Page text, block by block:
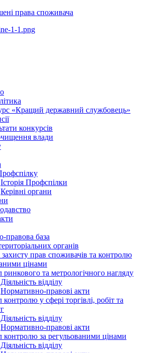
права споживача
«Кращий державний службовець»
конкурсів
влади
Історія Профспілки
Керівні органи
правова база
органів
прав споживачів та контролю
цінами
ринкового та метрологічного нагляду
Діяльність відділу
Нормативно-правові акти
контролю у сфері торгівлі, робіт та
Діяльність відділу
Нормативно-правові акти
контролю за регульованими цінами
Діяльність відділу